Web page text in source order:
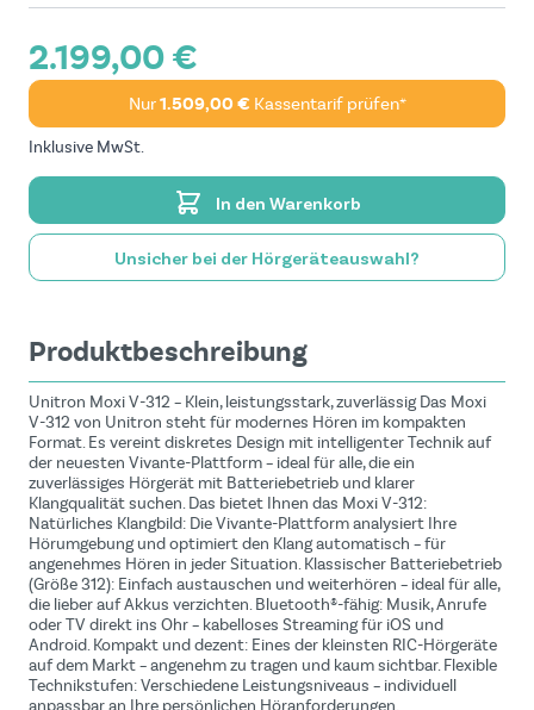
2.199,00 €
Nur1.509,00 € Kassentarif prüfen*
Inklusive MwSt.
In den Warenkorb
Unsicher bei der Hörgeräteauswahl?
Produktbeschreibung
Unitron Moxi V-312 – Klein, leistungsstark, zuverlässig Das Moxi
V-312 von Unitron steht für modernes Hören im kompakten
Format. Es vereint diskretes Design mit intelligenter Technik auf
der neuesten Vivante-Plattform – ideal für alle, die ein
zuverlässiges Hörgerät mit Batteriebetrieb und klarer
Klangqualität suchen. Das bietet Ihnen das Moxi V-312:
Natürliches Klangbild: Die Vivante-Plattform analysiert Ihre
Hörumgebung und optimiert den Klang automatisch – für
angenehmes Hören in jeder Situation. Klassischer Batteriebetrieb
(Größe 312): Einfach austauschen und weiterhören – ideal für alle,
die lieber auf Akkus verzichten. Bluetooth®-fähig: Musik, Anrufe
oder TV direkt ins Ohr – kabelloses Streaming für iOS und
Android. Kompakt und dezent: Eines der kleinsten RIC-Hörgeräte
auf dem Markt – angenehm zu tragen und kaum sichtbar. Flexible
Technikstufen: Verschiedene Leistungsniveaus – individuell
anpassbar an Ihre persönlichen Höranforderungen.